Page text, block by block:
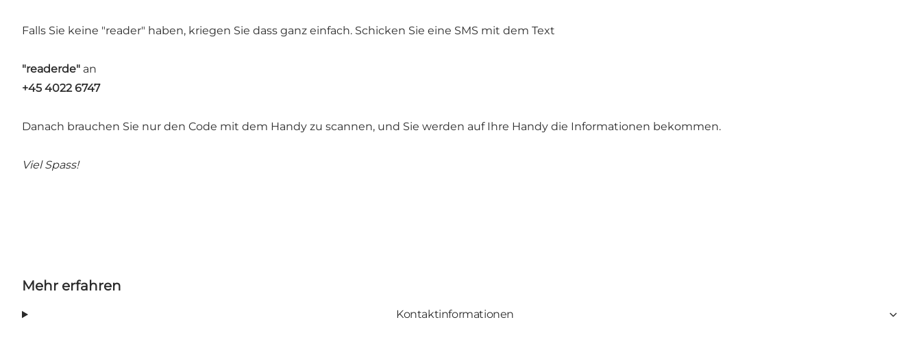
Falls Sie keine "reader" haben, kriegen Sie dass ganz einfach. Schicken Sie eine SMS mit dem Text
"readerde" an
+45 4022 6747
Danach brauchen Sie nur den Code mit dem Handy zu scannen, und Sie werden auf Ihre Handy die Informationen bekommen.
Viel Spass!
Mehr erfahren
Kontaktinformationen